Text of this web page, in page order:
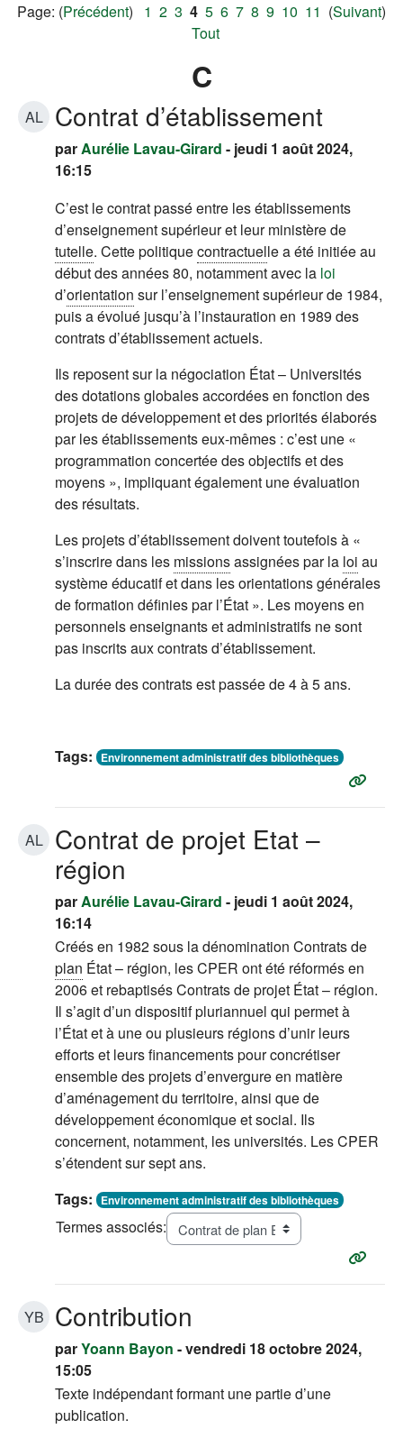
Page: (Précédent) 1 2 3 4 5 6 7 8 9 10 11 (Suivant)
Tout
C
AL Contrat d’établissement
parAurélie Lavau-Girard - jeudi 1 août 2024,
16:15
C’est le contrat passé entre les établissements
d’enseignement supérieur et leur ministère de
tutelle. Cette politiquecontractuelle a été initiée au
début des années 80, notamment avec la loi
d’orientation sur l’enseignement supérieur de 1984,
puis a évolué jusqu’à l’instauration en 1989 des
contrats d’établissement actuels.
Ils reposent sur la négociation État – Universités
des dotations globales accordées en fonction des
projets de développement et des priorités élaborés
par les établissements eux-mêmes : c’est une «
programmation concertée des objectifs et des
moyens », impliquant également une évaluation
des résultats.
Les projets d’établissement doivent toutefois à «
s’inscrire dans les missionsassignées par la loi au
système éducatif et dans les orientations générales
de formation définies par l’État ». Les moyens en
personnels enseignants et administratifs ne sont
pas inscrits aux contrats d’établissement.
La durée des contrats est passée de 4 à 5 ans.
Tags: Environnement administratif des bibliothèques
AL
Contrat de projet Etat –
région
parAurélie Lavau-Girard - jeudi 1 août 2024,
16:14
Créés en 1982 sous la dénomination Contrats de
plan État – région, les CPER ont été réformés en
2006 et rebaptisés Contrats de projet État – région.
Il s’agit d’un dispositif pluriannuel qui permet à
l’État et à une ou plusieurs régions d’unir leurs
efforts et leurs financements pour concrétiser
ensemble des projets d’envergure en matière
d’aménagement du territoire, ainsi que de
développement économique et social. Ils
concernent, notamment, les universités. Les CPER
s’étendent sur sept ans.
Tags:
Environnement administratif des bibliothèques
Termes associés:
YB Contribution
parYoann Bayon - vendredi 18 octobre 2024,
15:05
Texte indépendant formant une partie d’une
publication.